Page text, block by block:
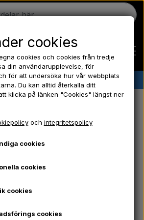
Hem
Ferguson
Fordson
✔︎ Snabb leverans ✔︎ Låga priser
reservdelar
cookies
cookies och cookies från tredje
din användarupplevelse, för
för att undersöka hur vår webbplats
Du kan alltid återkalla ditt
klicka på länken "Cookies" längst ner
och integritetspolicy
cookies
cookies
cookies
cookies